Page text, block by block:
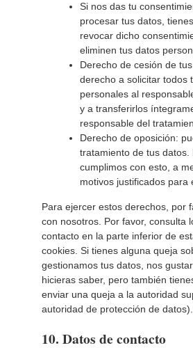
Si nos das tu
procesar tus datos,
revocar dicho
eliminen tus datos
Derecho de cesión de
derecho a solicitar todos
personales al
y a transferirlos
responsable del
Derecho de oposición:
tratamiento de tus datos.
cumplimos con esto, a
motivos justificados para
Para ejercer estos derechos, por
con nosotros. Por favor, consulta
contacto en la parte inferior de
cookies. Si tienes alguna queja
gestionamos tus datos, nos
hicieras saber, pero también
enviar una queja a la autoridad
autoridad de protección de datos).
10. Datos de contacto